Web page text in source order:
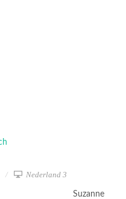
Nederland 3
Suzanne